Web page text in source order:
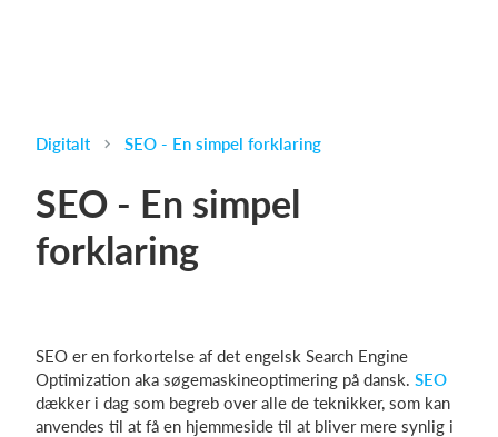
Digitalt SEO - En simpel forklaring
SEO - En simpel
forklaring
SEO er en forkortelse af det engelsk Search Engine
Optimization aka søgemaskineoptimering på dansk. SEO
dækker i dag som begreb over alle de teknikker, som kan
anvendes til at få en hjemmeside til at bliver mere synlig i